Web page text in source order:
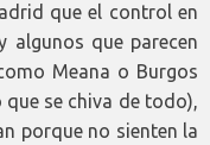
que el control en
algunos que parecen
Meana o Burgos
se chiva de todo),
porque no sienten la